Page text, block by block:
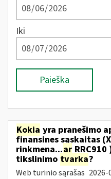
Iki
Paieška
Kokia yra pranešimo
finansines sąskaitas
rinkmena...ar
tikslinimo tvarka?
Web turinio sąrašas 2026-